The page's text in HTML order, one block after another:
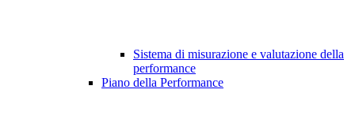
Sistema di misurazione e valutazione della
performance
Piano della Performance